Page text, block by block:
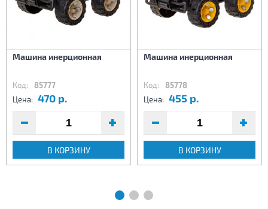
Машина инерционная
Код: 85777
Цена: 470 р.
В КОРЗИНУ
Машина инерционная
Код: 85778
Цена: 455 р.
В КОРЗИНУ